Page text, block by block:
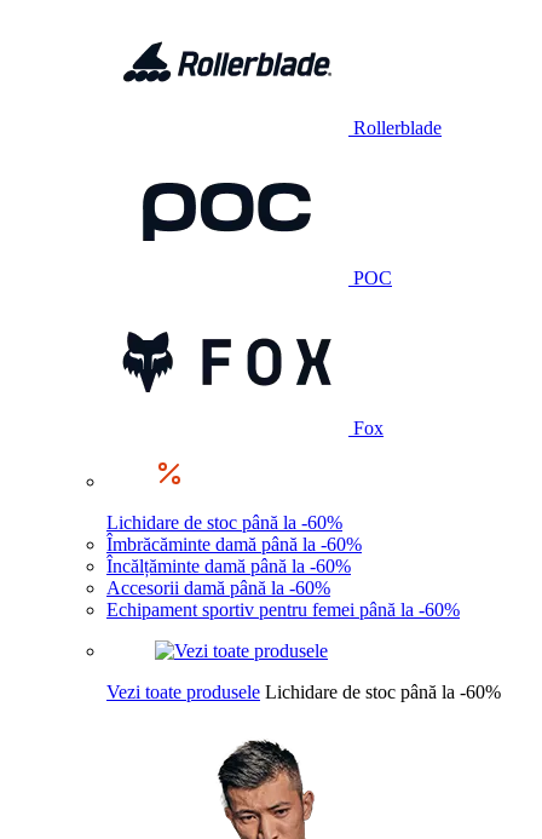
Rollerblade
POC
Fox
Lichidare de stoc până la -60%
Îmbrăcăminte damă până la -60%
Încălțăminte damă până la -60%
Accesorii damă până la -60%
Echipament sportiv pentru femei până la -60%
Vezi toate produsele Lichidare de stoc până la -60%